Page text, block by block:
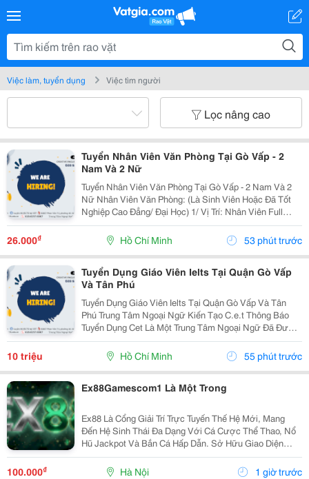
Việc làm, tuyển dụng Việc tìm người
Lọc nâng cao
Tuyển Nhân Viên Văn Phòng Tại Gò Vấp - 2
Nam Và 2 Nữ
Tuyển Nhân Viên Văn Phòng Tại Gò Vấp - 2 Nam Và 2
Nữ Nhân Viên Văn Phòng: (Là Sinh Viên Hoặc Đã Tốt
Nghiệp Cao Đẳng/ Đại Học) 1/ Vị Trí: Nhân Viên Full
Time (2 Nam 2 Nữ) Ca Làm: 13:00 Đến 21:00 (1 Tháng
Được Nghỉ Phép 1 Ngày, Và Hưởng Các Ngày...
26.000₫ Hồ Chí Minh 53 phút trước
Tuyển Dụng Giáo Viên Ielts Tại Quận Gò Vấp
Và Tân Phú
Tuyển Dụng Giáo Viên Ielts Tại Quận Gò Vấp Và Tân
Phú Trung Tâm Ngoại Ngữ Kiến Tạo C.e.t Thông Báo
Tuyển Dụng Cet Là Một Trung Tâm Ngoại Ngữ Đã Được
Thành Lập 16 Năm Chuyên Về Chương Trình Anh Văn
Học Thuật Ielts &Ndash; Toefl Ibt. Trung Tâm...
10 triệu Hồ Chí Minh 55 phút trước
Ex88Gamescom1 Là Một Trong
Ex88 Là Cổng Giải Trí Trực Tuyến Thế Hệ Mới, Mang
Đến Hệ Sinh Thái Đa Dạng Với Cá Cược Thể Thao, Nổ
Hũ Jackpot Và Bắn Cá Hấp Dẫn. Sở Hữu Giao Diện
Hiện Đại Cùng Tốc Độ Xử Lý Giao Dịch Nhanh Chóng,
Ex88 Giúp Người Chơi Trải Nghiệm Liền Mạch Trên
100.000₫ Hà Nội 1 giờ trước